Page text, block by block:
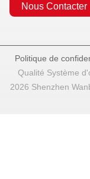
Nous Contacter
Politique de
Qualité Système
2026 Shenzhen